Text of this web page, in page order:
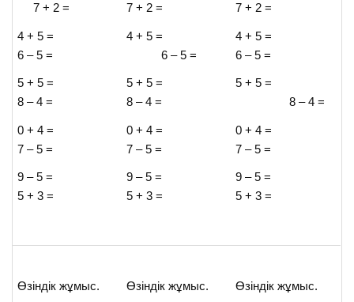
7 + 2 =
4 + 5 =
6 – 5 =
5 + 5 =
8 – 4 =
0 + 4 =
7 – 5 =
9 – 5 =
5 + 3 =
7 + 2 =
4 + 5 =
6 – 5 =
5 + 5 =
8 – 4 =
0 + 4 =
7 – 5 =
9 – 5 =
5 + 3 =
7 + 2 =
4 + 5 =
6 – 5 =
5 + 5 =
8 – 4 =
0 + 4 =
7 – 5 =
9 – 5 =
5 + 3 =
Өзіндік жұмыс. Өзіндік жұмыс. Өзіндік жұмыс.